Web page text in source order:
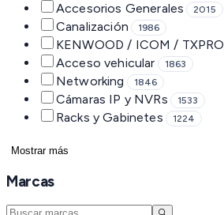
Accesorios Generales 2015
Canalización 1986
KENWOOD / ICOM / TXPRO
Acceso vehicular 1863
Networking 1846
Cámaras IP y NVRs 1533
Racks y Gabinetes 1224
Mostrar más
Marcas